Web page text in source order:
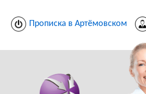
Прописка в Артёмовском